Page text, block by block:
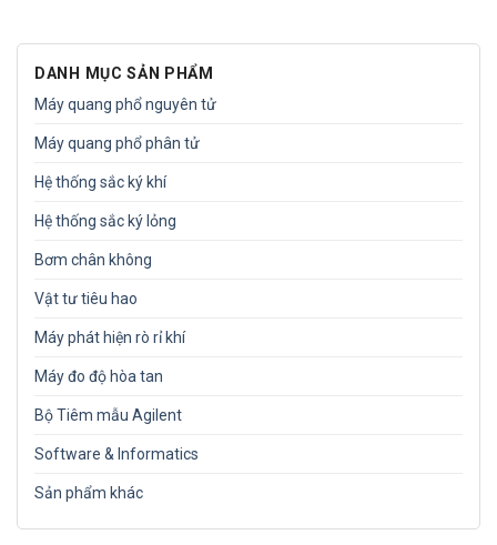
DANH MỤC SẢN PHẨM
Máy quang phổ nguyên tử
Máy quang phổ phân tử
Hệ thống sắc ký khí
Hệ thống sắc ký lỏng
Bơm chân không
Vật tư tiêu hao
Máy phát hiện rò rỉ khí
Máy đo độ hòa tan
Bộ Tiêm mẫu Agilent
Software & Informatics
Sản phẩm khác